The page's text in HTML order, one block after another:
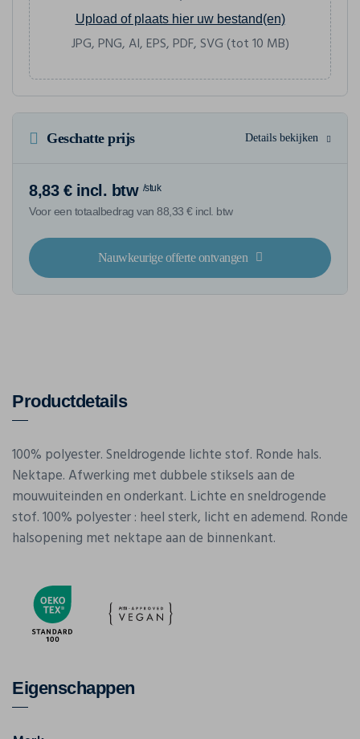
Upload of plaats hier uw bestand(en)
JPG, PNG, AI, EPS, PDF, SVG (tot 10 MB)
Geschatte prijs Details bekijken
8,83 € incl. btw /stuk
Voor een totaalbedrag van 88,33 € incl. btw
Nauwkeurige offerte ontvangen
Productdetails
100% polyester. Sneldrogende lichte stof. Ronde hals.
Nektape. Afwerking met dubbele stiksels aan de
mouwuiteinden en onderkant. Lichte en sneldrogende
stof. 100% polyester : heel sterk, licht en ademend. Ronde
halsopening met nektape aan de binnenkant.
Eigenschappen